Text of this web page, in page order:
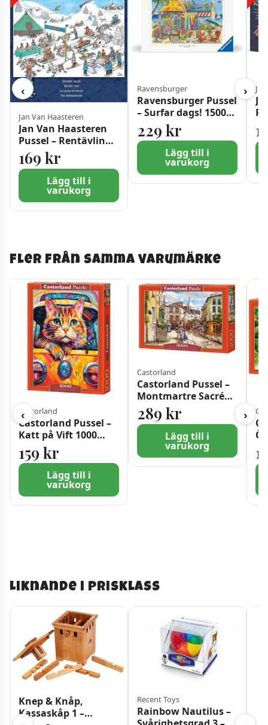
‹
Jan Van Haasteren
Jan Van Haasteren
Pussel – Rentävling
500 bitar
169 kr
Lägg till i
varukorg
Ravensburger
Ravensburger Pussel
– Surfar dags! 1500
229 kr
Lägg till i
varukorg
›
Fler från samma varumärke
‹Castorland
Castorland Pussel –
Katt på Vift 1000
bitar
159 kr
Lägg till i
varukorg
Castorland
Castorland Pussel –
Montmartre Sacré
Coeur, Paris 3000
Bitar
289 kr
Lägg till i
varukorg
›
Liknande i prisklass
Knep & Knåp,
Kassaskåp 1 –
Recent Toys
Rainbow Nautilus –